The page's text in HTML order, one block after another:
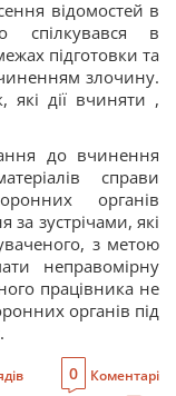
відомостей в
спілкувався в
підготовки та
злочину.
які дії вчиняти ,
до вчинення
справи
органів
за зустрічами, які
з метою
неправомірну
працівника не
органів під
0 Коментарі